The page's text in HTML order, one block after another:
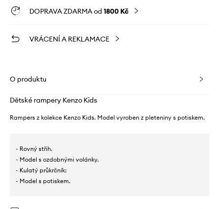
DOPRAVA ZDARMA od 1800 Kč
VRÁCENÍ A REKLAMACE
O produktu
Dětské rampery Kenzo Kids
Rampers z kolekce Kenzo Kids. Model vyroben z pleteniny s potiskem.
- Rovný střih.
- Model s ozdobnými volánky.
- Kulatý průkrčník:
- Model s potiskem.